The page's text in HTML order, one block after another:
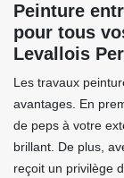
Peinture
pour tous
Levallois
Les travaux
avantages. En
de peps à votre
brillant. De plus,
reçoit un privilège